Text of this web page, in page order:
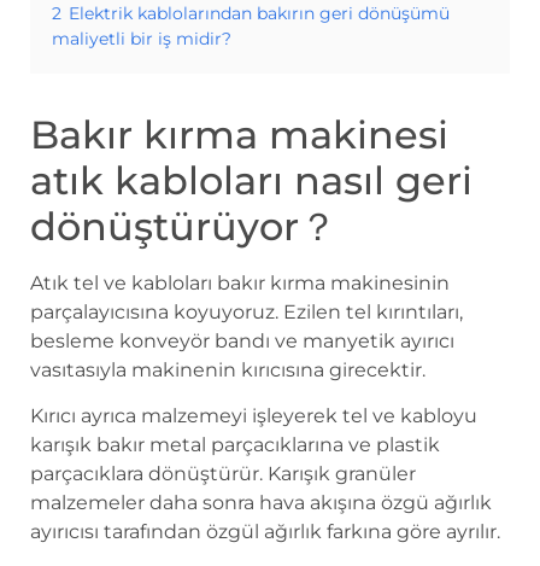
2 Elektrik kablolarından bakırın geri dönüşümü
maliyetli bir iş midir?
Bakır kırma makinesi
atık kabloları nasıl geri
dönüştürüyor？
Atık tel ve kabloları bakır kırma makinesinin
parçalayıcısına koyuyoruz. Ezilen tel kırıntıları,
besleme konveyör bandı ve manyetik ayırıcı
vasıtasıyla makinenin kırıcısına girecektir.
Kırıcı ayrıca malzemeyi işleyerek tel ve kabloyu
karışık bakır metal parçacıklarına ve plastik
parçacıklara dönüştürür. Karışık granüler
malzemeler daha sonra hava akışına özgü ağırlık
ayırıcısı tarafından özgül ağırlık farkına göre ayrılır.